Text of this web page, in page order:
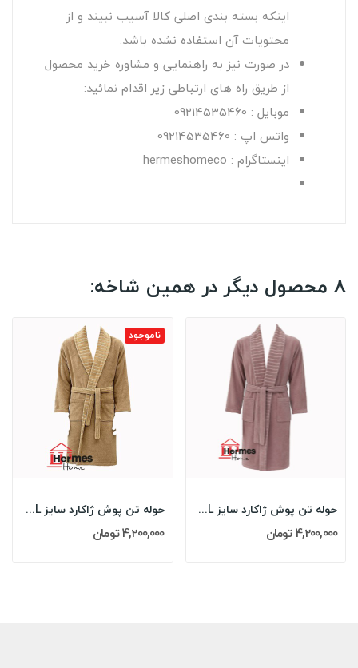
اینکه بسته بندی اصلی کالا آسیب نبیند و از
محتویات آن استفاده نشده باشد.
در صورت نیز به راهنمایی و مشاوره خرید محصول
از طریق راه های ارتباطی زیر اقدام نمائید:
موبایل : 09214535460
واتس اپ : 09214535460
اینستاگرام : hermeshomeco
8 محصول دیگر در همین شاخه:
ناموجود
حوله تن پوش ژاکارد سایز XL مدل: (ZEBRA (kahve
4,200,000 تومان
حوله تن پوش ژاکارد سایز XL مدل: ZEBRA (moka)
4,200,000 تومان